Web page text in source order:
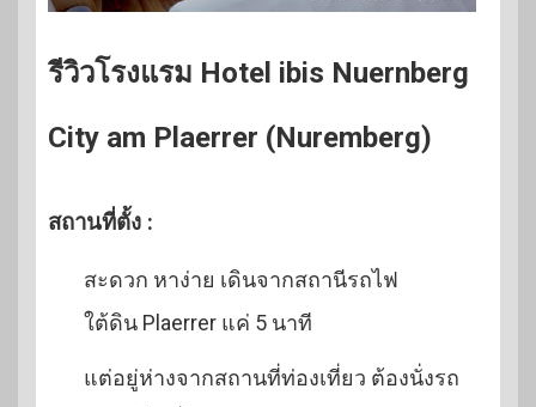
รีวิวโรงแรม Hotel ibis Nuernberg
City am Plaerrer (Nuremberg)
สถานที่ตั้ง :
สะดวก หาง่าย เดินจากสถานีรถไฟ
ใต้ดิน Plaerrer แค่ 5 นาที
แต่อยู่ห่างจากสถานที่ท่องเที่ยว ต้องนั่งรถ